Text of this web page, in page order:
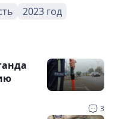
2023 год
3